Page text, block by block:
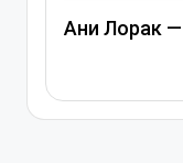
Ани Лорак